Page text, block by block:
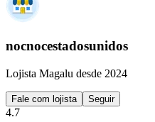
nocnocestadosunidos
Lojista Magalu desde 2024
Fale com lojista Seguir
4.7